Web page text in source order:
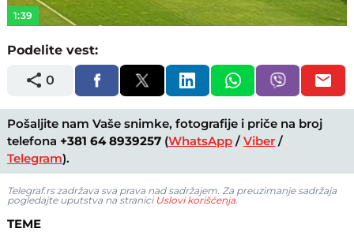
1:39
Podelite vest:
0
Pošaljite nam Vaše snimke, fotografije i priče na broj
telefona +381 64 8939257 (WhatsApp /Viber /
Telegram).
Telegraf.rs zadržava sva prava nad sadržajem. Za preuzimanje sadržaja
pogledajte uputstva na stranici Uslovi korišćenja.
TEME